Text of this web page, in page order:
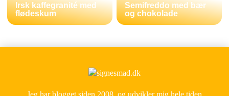
Irsk kaffegranité med
flødeskum
Semifreddo med bær
og chokolade
Jeg har blogget siden 2008, og udvikler mig hele tiden